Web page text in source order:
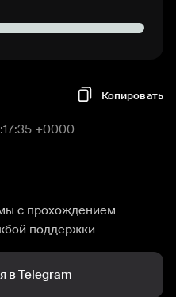
Копировать
+0000
с прохождением
поддержки
в Telegram